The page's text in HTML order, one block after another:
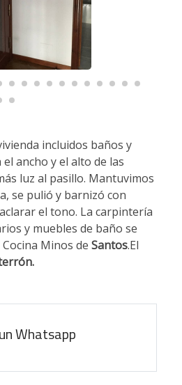
incluidos baños y
ancho y el alto de las
luz al pasillo. Mantuvimos
se pulió y barnizó con
el tono. La carpintería
y muebles de baño se
Minos de Santos.El
Whatsapp